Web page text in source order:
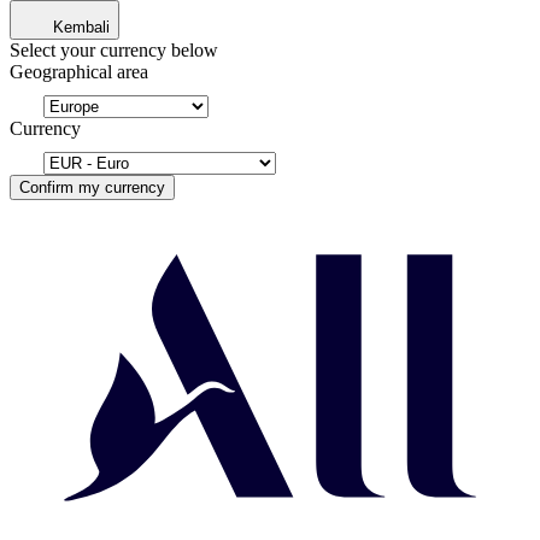
Kembali
Select your currency below
Geographical area
Currency
Confirm my currency